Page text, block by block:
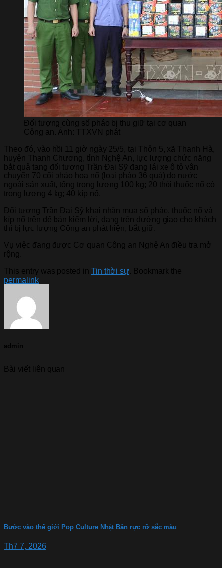
Đối tượng cùng số pháo bị thu giữ tại cơ quan
Công an. Ảnh: TTXVN phát
Theo đó, vào hồi 11 giờ ngày 25/5, tại Thôn 5, xã Thanh Hà,
huyện Thanh Chương, tỉnh Nghệ An, lực lượng chức năng
bắt quả tang đối tượng Trần Đại Sỹ đang lái xe ô tô vận
chuyển 70 cối pháo hoa nổ (loại pháo 36 quả) do nước
ngoài sản xuất, tổng trọng lượng 100 kg; 20 thỏi thuốc nổ có
trọng lượng 4 kg; 40 kíp nổ.
Đối tượng Trần Đại Sỹ khai nhận mua số pháo, thuốc nổ và
kíp nổ trên để bán kiếm lời, đang trên đường giao cho khách
thì bị lực lượng Công an phát hiện, bắt giữ.
Vụ việc đang được Cơ quan Công an Nghệ An điều tra mở
rộng.
This entry was posted in Tin thời sự. Bookmark the
permalink.
admin
Bài viết liên quan
Bước vào thế giới Pop Culture Nhật Bản rực rỡ sắc màu
Th7 7, 2026